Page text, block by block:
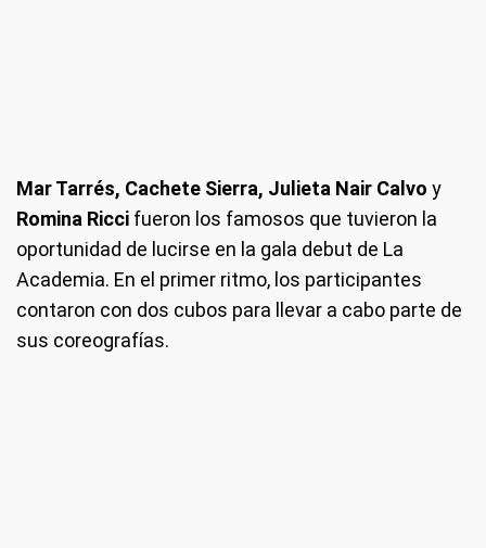
Mar Tarrés, Cachete Sierra, Julieta Nair Calvo y
Romina Ricci fueron los famosos que tuvieron la
oportunidad de lucirse en la gala debut de La
Academia. En el primer ritmo, los participantes
contaron con dos cubos para llevar a cabo parte de
sus coreografías.